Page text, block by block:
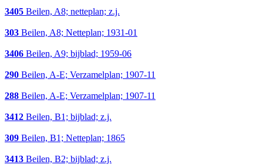
3405 Beilen, A8; netteplan; z.j.
303 Beilen, A8; Netteplan; 1931-01
3406 Beilen, A9; bijblad; 1959-06
290 Beilen, A-E; Verzamelplan; 1907-11
288 Beilen, A-E; Verzamelplan; 1907-11
3412 Beilen, B1; bijblad; z.j.
309 Beilen, B1; Netteplan; 1865
3413 Beilen, B2; bijblad; z.j.